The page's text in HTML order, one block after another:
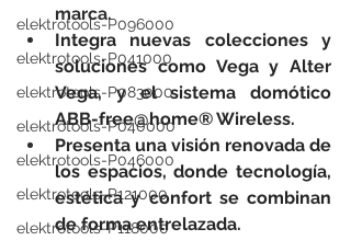
elektrotools-P096000
elektrotools-P041000
elektrotools-P083000
elektrotools-P040000
elektrotools-P046000
elektrotools-P121000
elektrotools-P118000
marca.
Integra nuevas colecciones y
soluciones como Vega y Alter
Vega, y el sistema domótico
ABB-free@home® Wireless.
Presenta una visión renovada de
los espacios, donde tecnología,
estética y confort se combinan
de forma entrelazada.